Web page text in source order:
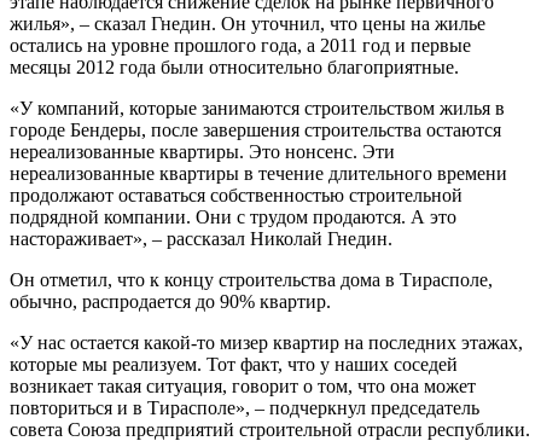
жилья», – сказал Гнедин. Он уточнил, что цены на жилье
остались на уровне прошлого года, а 2011 год и первые
месяцы 2012 года были относительно благоприятные.
«У компаний, которые занимаются строительством жилья в
городе Бендеры, после завершения строительства остаются
нереализованные квартиры. Это нонсенс. Эти
нереализованные квартиры в течение длительного времени
продолжают оставаться собственностью строительной
подрядной компании. Они с трудом продаются. А это
настораживает», – рассказал Николай Гнедин.
Он отметил, что к концу строительства дома в Тирасполе,
обычно, распродается до 90% квартир.
«У нас остается какой-то мизер квартир на последних этажах,
которые мы реализуем. Тот факт, что у наших соседей
возникает такая ситуация, говорит о том, что она может
повториться и в Тирасполе», – подчеркнул председатель
совета Союза предприятий строительной отрасли республики.